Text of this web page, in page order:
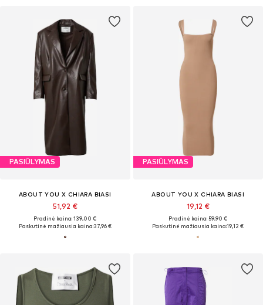
PASIŪLYMAS
ABOUT YOU X CHIARA BIASI
51,92 €
Pradinė kaina: 139,00 €
Paskutinė mažiausia kaina:37,96 €
PASIŪLYMAS
ABOUT YOU X CHIARA BIASI
19,12 €
Pradinė kaina: 59,90 €
Paskutinė mažiausia kaina:19,12 €